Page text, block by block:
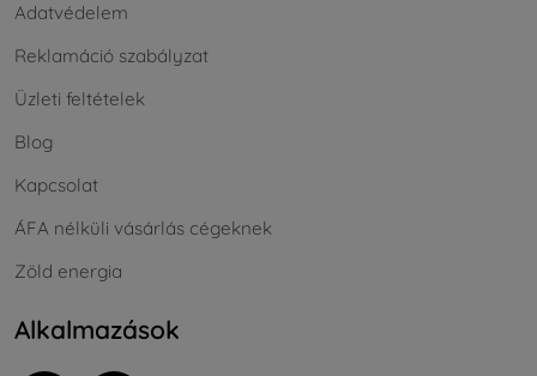
Adatvédelem
Reklamáció szabályzat
Üzleti feltételek
Blog
Kapcsolat
ÁFA nélküli vásárlás cégeknek
Zöld energia
Alkalmazások